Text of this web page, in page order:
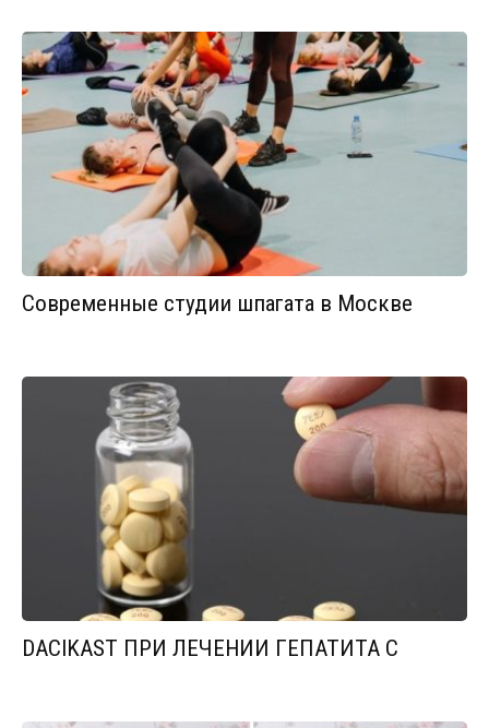
Современные студии шпагата в Москве
DACIKAST ПРИ ЛЕЧЕНИИ ГЕПАТИТА С